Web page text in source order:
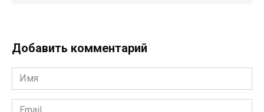
Добавить комментарий
Имя
*
Email